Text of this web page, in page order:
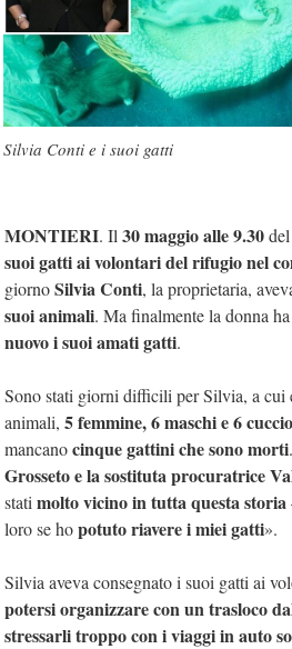
Silvia Conti e i suoi gatti
MONTIERI. Il 30 maggio alle 9.30
suoi gatti ai volontari del rifugio nel
giornoSilvia Conti, la proprietaria,
suoi animali. Ma finalmente la donna ha
nuovo i suoi amati gatti.
Sono stati giorni difficili per Silvia, a cui
animali, 5 femmine, 6 maschi e 6
mancanocinque gattini che sono morti
Grosseto e la sostituta procuratrice
stati molto vicino in tutta questa storia
loro se hopotuto riavere i miei gatti».
Silvia aveva consegnato i suoi gatti ai
potersi organizzare con un trasloco
stressarli troppo con i viaggi in auto